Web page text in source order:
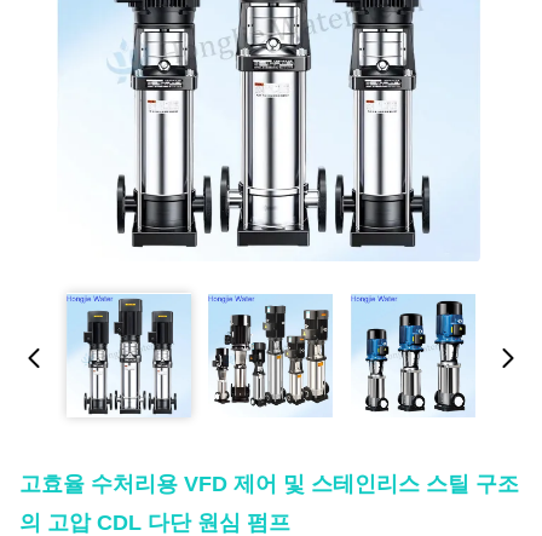
고효율 수처리용 VFD 제어 및 스테인리스 스틸 구조
의 고압 CDL 다단 원심 펌프